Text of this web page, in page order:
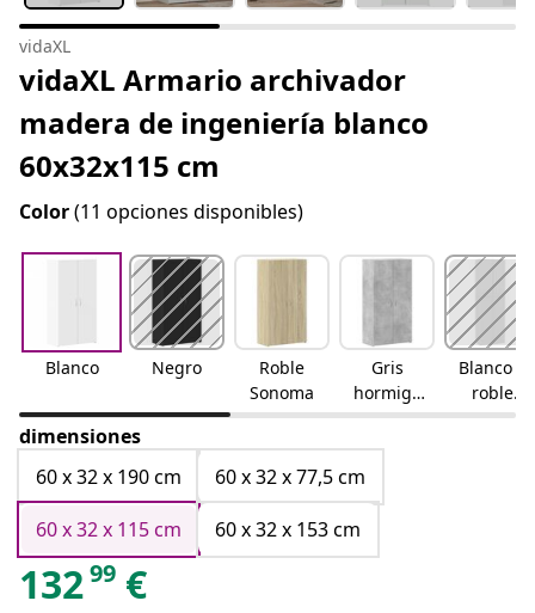
vidaXL
vidaXL Armario archivador
madera de ingeniería blanco
60x32x115 cm
Color(11 opciones disponibles)
Blanco Negro
Roble
Sonoma
Gris
hormigó
n
Blanco y
roble
sonoma
dimensiones
60 x 32 x 190 cm
60 x 32 x 77,5 cm
60 x 32 x 115 cm
60 x 32 x 153 cm
13299 €